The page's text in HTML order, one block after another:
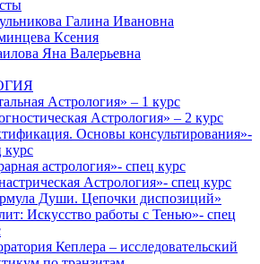
Галина Ивановна
Ксения
Яна Валерьевна
Астрология» – 1 курс
Астрология» – 2 курс
Основы консультирования»-
курс
астрология»- спец курс
Астрология»- спец курс
Души. Цепочки диспозиций»
Искусство работы с Тенью»- спец
Кеплера – исследовательский